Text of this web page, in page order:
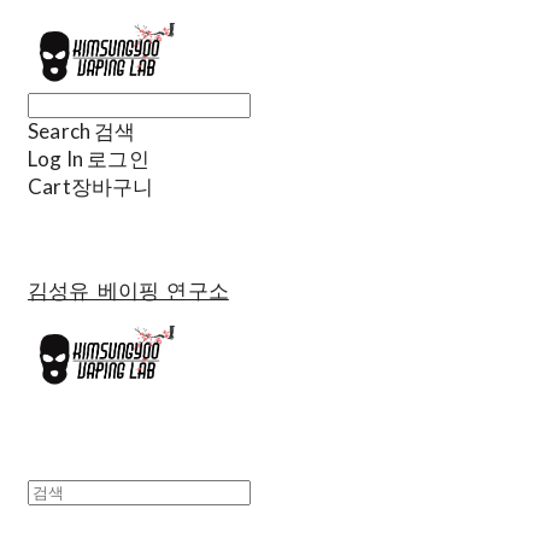
Search 검색
Log In 로그인
Cart장바구니
김성유 베이핑 연구소